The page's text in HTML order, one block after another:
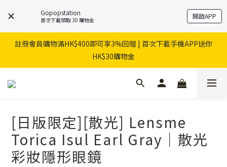
Gopopstation
首次下載領取 30 購物金 開啟APP
註冊會員購物滿HK$400即可享3%回贈 | 首次下載手機APP送你
HK$30購物金
[日版限定][散光] Lensme
Torica Isul Earl Gray｜散光
彩妝隱形眼鏡